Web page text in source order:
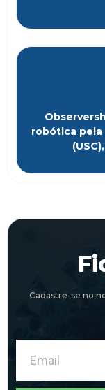
robótica
Cadastre-se no